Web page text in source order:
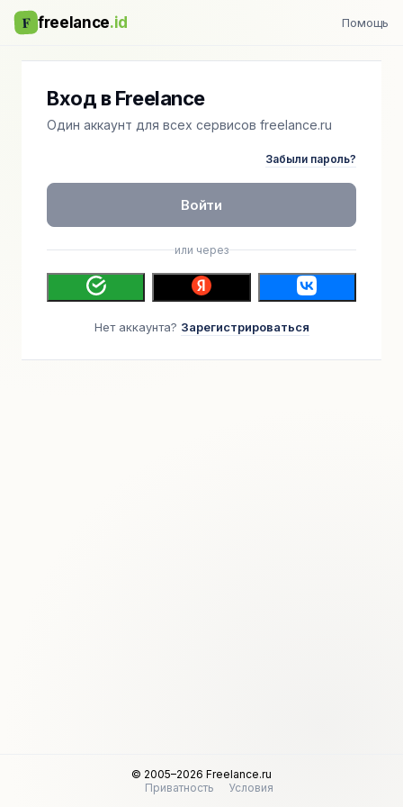
F freelance.id Помощь
Вход в Freelance
Один аккаунт для всех сервисов freelance.ru
Забыли пароль?
Войти
или через
Нет аккаунта? Зарегистрироваться
© 2005–2026 Freelance.ru
Приватность
Условия